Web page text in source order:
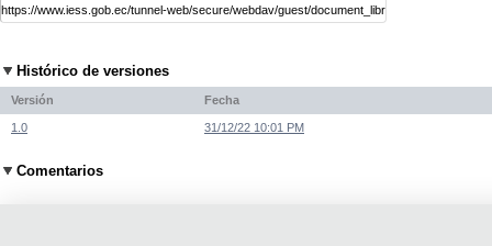
Histórico de versiones
Versión Fecha
1.0 31/12/22 10:01 PM
Comentarios